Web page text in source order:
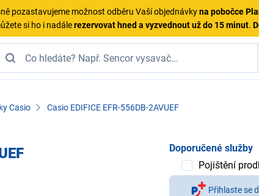
pozastavujeme možnost odběru Vaší objednávkyna pobočce
si ho i nadálerezervovat hned a vyzvednout už do 15 minut.
Casio Casio EDIFICE EFR-556DB-2AVUEF
Doporučené služby
Pojištění
Přihlaste se